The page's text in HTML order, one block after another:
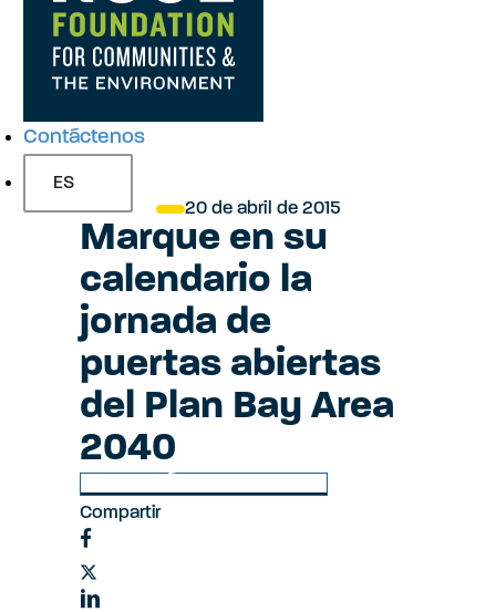
a
c
Contáctenos
ES
20 de abril de 2015
Marque en su
calendario la
jornada de
puertas abiertas
del Plan Bay Area
2040
Volver a Últimas noticias
Compartir